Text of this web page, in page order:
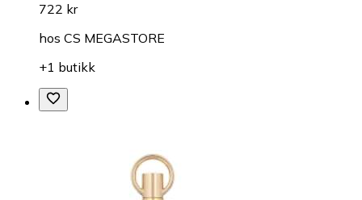
722 kr
hos CS MEGASTORE
+1 butikk